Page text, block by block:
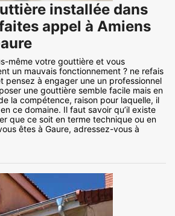
installée dans
appel à Amiens
même votre gouttière et vous
un mauvais fonctionnement ? ne refais
pensez à engager une un professionnel
une gouttière semble facile mais en
la compétence, raison pour laquelle, il
ce domaine. Il faut savoir qu’il existe
que ce soit en terme technique ou en
êtes à Gaure, adressez-vous à